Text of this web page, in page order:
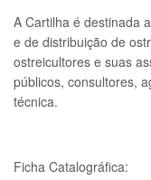
A Cartilha é destinada
e de distribuição de
ostreicultores e suas
públicos, consultores,
técnica.
Ficha Catalográfica: